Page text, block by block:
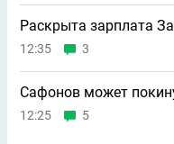
Раскрыта зарплата
12:35 3
Сафонов может
12:25 5